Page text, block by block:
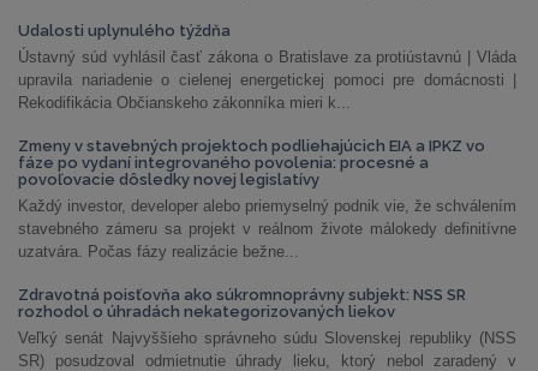
Udalosti uplynulého týždňa
Ústavný súd vyhlásil časť zákona o Bratislave za protiústavnú | Vláda
upravila nariadenie o cielenej energetickej pomoci pre domácnosti |
Rekodifikácia Občianskeho zákonníka mieri k...
Zmeny v stavebných projektoch podliehajúcich EIA a IPKZ vo
fáze po vydaní integrovaného povolenia: procesné a
povoľovacie dôsledky novej legislatívy
Každý investor, developer alebo priemyselný podnik vie, že schválením
stavebného zámeru sa projekt v reálnom živote málokedy definitívne
uzatvára. Počas fázy realizácie bežne...
Zdravotná poisťovňa ako súkromnoprávny subjekt: NSS SR
rozhodol o úhradách nekategorizovaných liekov
Veľký senát Najvyššieho správneho súdu Slovenskej republiky (NSS
SR) posudzoval odmietnutie úhrady lieku, ktorý nebol zaradený v